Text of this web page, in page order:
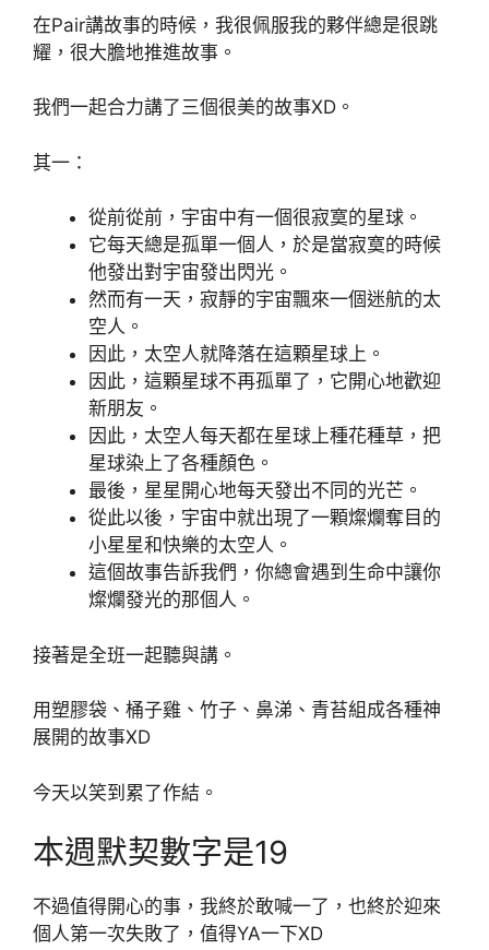
在Pair講故事的時候，我很佩服我的夥伴總是很跳
耀，很大膽地推進故事。
我們一起合力講了三個很美的故事XD。
其一：
從前從前，宇宙中有一個很寂寞的星球。
它每天總是孤單一個人，於是當寂寞的時候
他發出對宇宙發出閃光。
然而有一天，寂靜的宇宙飄來一個迷航的太
空人。
因此，太空人就降落在這顆星球上。
因此，這顆星球不再孤單了，它開心地歡迎
新朋友。
因此，太空人每天都在星球上種花種草，把
星球染上了各種顏色。
最後，星星開心地每天發出不同的光芒。
從此以後，宇宙中就出現了一顆燦爛奪目的
小星星和快樂的太空人。
這個故事告訴我們，你總會遇到生命中讓你
燦爛發光的那個人。
接著是全班一起聽與講。
用塑膠袋、桶子雞、竹子、鼻涕、青苔組成各種神
展開的故事XD
今天以笑到累了作結。
本週默契數字是19
不過值得開心的事，我終於敢喊一了，也終於迎來
個人第一次失敗了，值得YA一下XD